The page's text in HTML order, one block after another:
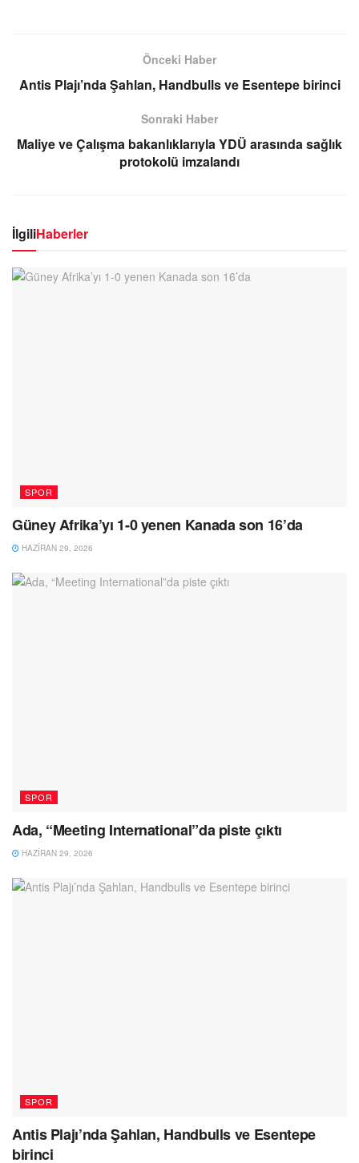
Önceki Haber
Antis Plajı’nda Şahlan, Handbulls ve Esentepe birinci
Sonraki Haber
Maliye ve Çalışma bakanlıklarıyla YDÜ arasında sağlık
protokolü imzalandı
İlgiliHaberler
SPOR
Güney Afrika’yı 1-0 yenen Kanada son 16’da
HAZIRAN 29, 2026
SPOR
Ada, “Meeting International”da piste çıktı
HAZIRAN 29, 2026
SPOR
Antis Plajı’nda Şahlan, Handbulls ve Esentepe
birinci